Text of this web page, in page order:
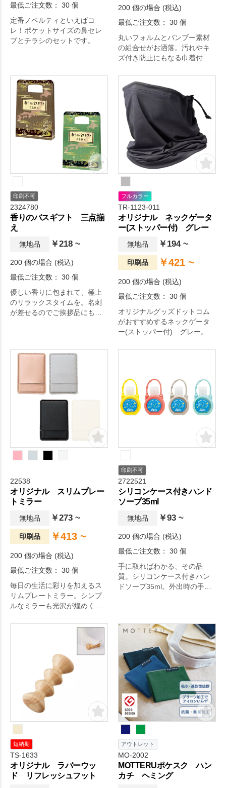
最低ご注文数： 30 個
定番ノベルティといえばコ
レ！ポケットサイズの鼻セレ
ブとチラシのセットです。
200 個の場合 (税込)
最低ご注文数： 30 個
丸いフォルムとバンブー素材
の組合せがお洒落。汚れやキ
ズ付き防止にもなる巾着付
印刷不可
2324780
香りのバスギフト 三点揃
え
無地品 ￥218 ~
200 個の場合 (税込)
最低ご注文数： 30 個
優しい香りに包まれて、極上
のリラックスタイムを。名刺
が差せるのでご挨拶品にも最
入浴剤1個と紛体入浴剤3個の
セットです。
フルカラー
TR-1123-011
オリジナル ネックゲータ
ー(ストッパー付) グレー
無地品 ￥194 ~
印刷品 ￥421 ~
200 個の場合 (税込)
最低ご注文数： 30 個
オリジナルグッズドットコム
がおすすめするネックゲータ
ー(ストッパー付) グレー。オ
厳選されたアイテムです。毎
22538
オリジナル スリムプレー
トミラー
無地品 ￥273 ~
印刷品 ￥413 ~
200 個の場合 (税込)
最低ご注文数： 30 個
毎日の生活に彩りを加えるス
リムプレートミラー。シンプ
ルなミラーも光沢が煌めくケ
ムに。日々の生活をちょっぴ
り豊かにするアイテムです。
印刷不可
2722521
シリコンケース付きハンド
ソープ35ml
無地品 ￥93 ~
200 個の場合 (税込)
最低ご注文数： 30 個
手に取ればわかる、その品
質。シリコンケース付きハン
ドソープ35ml。外出時の手洗
アンスカラーのシリコンケー
スがおしゃれ！。
短納期
TS-1633
オリジナル ラバーウッ
ド リフレッシュフット
アウトレット
MO-2002
MOTTERUポケスク ハン
カチ ヘミング